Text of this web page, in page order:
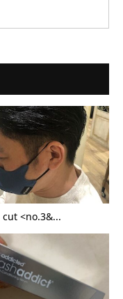
cut <no.3&...